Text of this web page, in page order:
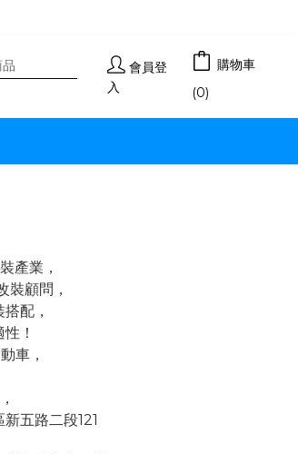
會員登
入
購物車
(0)
產業，
裝顧問，
配，
！
車，
五路二段121